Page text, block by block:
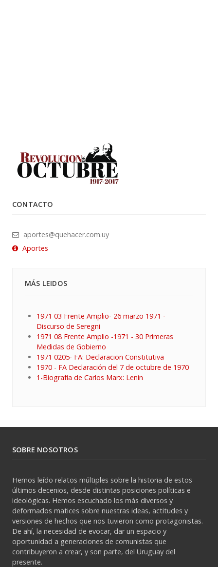
CONTACTO
aportes@quehacer.com.uy
Aportes
MÁS LEIDOS
1971 03 Frente Amplio- 26 marzo 1971 -
Discurso de Seregni
1971 08 Frente Amplio -1971 - 30 Primeras
Medidas de Gobierno
1971 0205- FA: Declaracion Constitutiva
1970 - FA Declaración del 7 de octubre de 1970
1-Biografía de Carlos Marx: Lenin
SOBRE NOSOTROS
Hemos leído relatos múltiples sobre la historia de estos
últimos decenios, desde distintas posiciones políticas e
ideológicas. Hemos escuchado los más diversos y
deformados matices sobre nuestras ideas, actitudes y
versiones de hechos que nos tuvieron como protagonistas.
De ahí, la necesidad de evocar, dar un espacio y
oportunidad a generaciones de comunistas que
contribuyeron a crear, y son parte, del Uruguay del
presente.